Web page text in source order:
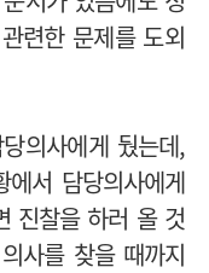
련한 문제를 도외
의사에게 뒀는데,
서 담당의사에게
진찰을 하러 올 것
사를 찾을 때까지